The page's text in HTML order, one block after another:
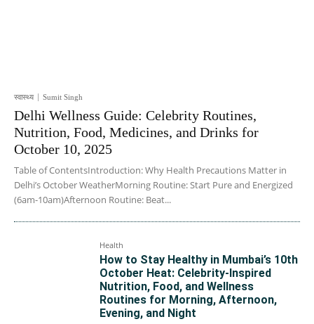
स्वास्थ्य Sumit Singh
Delhi Wellness Guide: Celebrity Routines,
Nutrition, Food, Medicines, and Drinks for
October 10, 2025
Table of ContentsIntroduction: Why Health Precautions Matter in
Delhi’s October WeatherMorning Routine: Start Pure and Energized
(6am-10am)Afternoon Routine: Beat...
Health
How to Stay Healthy in Mumbai’s 10th
October Heat: Celebrity-Inspired
Nutrition, Food, and Wellness
Routines for Morning, Afternoon,
Evening, and Night